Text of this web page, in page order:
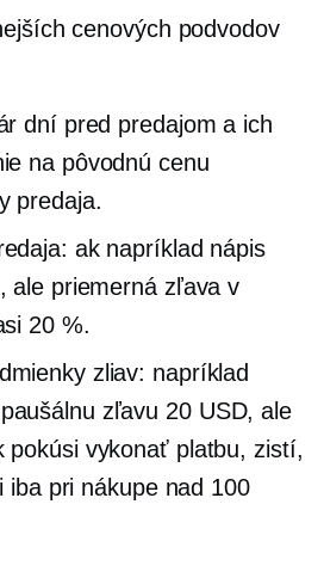
cenových podvodov
dní pred predajom a ich
na pôvodnú cenu
predaja.
ak napríklad nápis
ale priemerná zľava v
20 %.
zliav: napríklad
zľavu 20 USD, ale
pokúsi vykonať platbu, zistí,
iba pri nákupe nad 100